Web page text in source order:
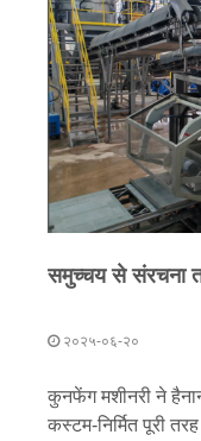
प्रमुख नेताओं ने भाग
२०२५-०६-२०
कुनफेंग मशीनरी ने
कस्टम-निर्मित पूरी